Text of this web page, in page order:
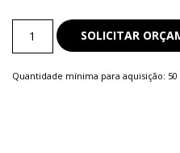
Churrasco
SOLICITAR
Quantidade mínima para aquisição: